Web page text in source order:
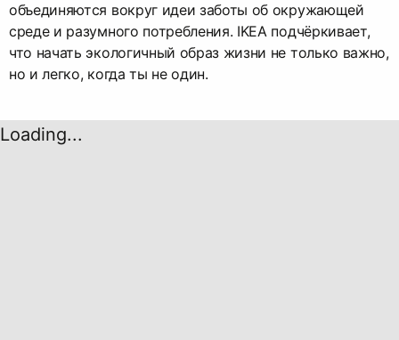
объединяются вокруг идеи заботы об окружающей
среде и разумного потребления. IKEA подчёркивает,
что начать экологичный образ жизни не только важно,
но и легко, когда ты не один.
Loading...